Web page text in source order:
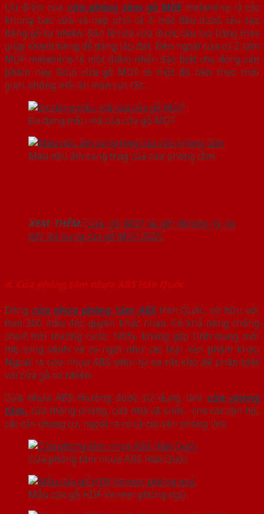
Ưu điểm của cửa phòng tắm gỗ MDF melamine là các
khung bao cửa và nẹp phủ cả 2 mặt đều được cấu tạo
bằng gỗ tự nhiên. Bản lề cửa cửa được cấu tạo bằng inox
giúp khách hàng dễ dàng lắp đặt. Bên ngoài cửa có 2 tấm
MDF melamine là một điểm nhấn đặc biệt cho dòng sản
phẩm này. Giúp cửa gỗ MDF có một độ bền theo thời
gian, chống mối ăn mòn cực tốt.
Đa dạng mẫu mã của cửa gỗ MDF
Màu nâu ấm sang trọng của cửa phòng tắm
XEM THÊM:Cửa gỗ MDF là gì? Những lý do
nên sử dụng cửa gỗ MDF 2020
d. Cửa phòng tắm nhựa ABS Hàn Quốc
Dòng cửa nhựa phòng tắm ABSHàn Quốc, sở hữu với
hơn 200 mẫu độc quyền khác nhau. Có khả năng chống
chọi ở môi trường nước 100%, không gặp tình trạng mối
mọt, cong vênh và co ngót như các loại sản phẩm khác.
Ngoài ra cửa nhựa ABS nhìn từ xa rất khó để phân biệt
với cửa gỗ tự nhiên.
Cửa nhựa ABS thường được sử dụng làm cửa phòng
tắm, cửa thông phòng, cửa nhà vệ sinh… cho các căn hộ,
các căn chung cư, ngoài ra có cả các văn phòng lớn.
Cửa phòng tắm nhựa ABS Hàn Quốc
Mẫu cửa gỗ HDF Veneer phòng ngủ